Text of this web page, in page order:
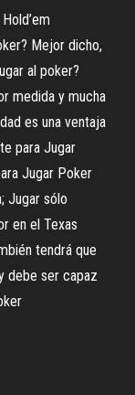
Mejor dicho,
al poker?
medida y mucha
es una ventaja
para Jugar
Jugar Poker
Jugar sólo
en el Texas
tendrá que
debe ser capaz